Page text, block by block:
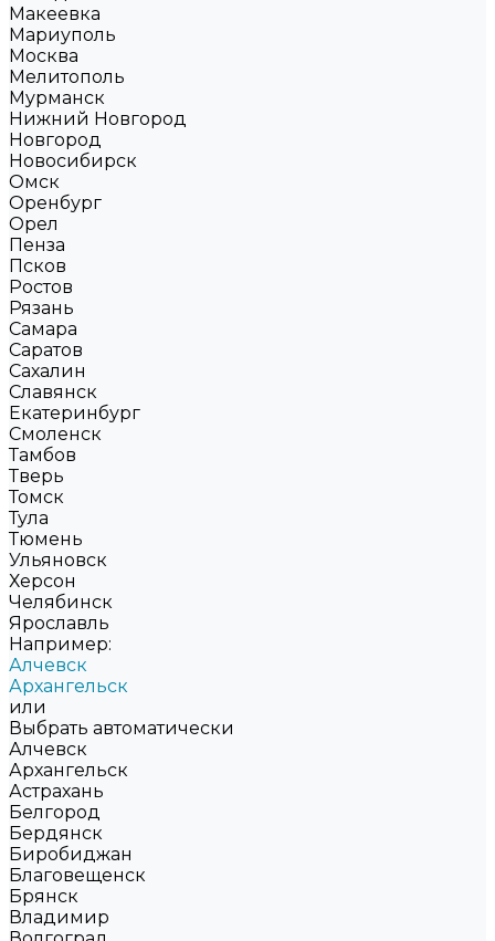
Макеевка
Мариуполь
Москва
Мелитополь
Мурманск
Нижний Новгород
Новгород
Новосибирск
Омск
Оренбург
Орел
Пенза
Псков
Ростов
Рязань
Самара
Саратов
Сахалин
Славянск
Екатеринбург
Смоленск
Тамбов
Тверь
Томск
Тула
Тюмень
Ульяновск
Херсон
Челябинск
Ярославль
Например:
Алчевск
Архангельск
или
Выбрать автоматически
Алчевск
Архангельск
Астрахань
Белгород
Бердянск
Биробиджан
Благовещенск
Брянск
Владимир